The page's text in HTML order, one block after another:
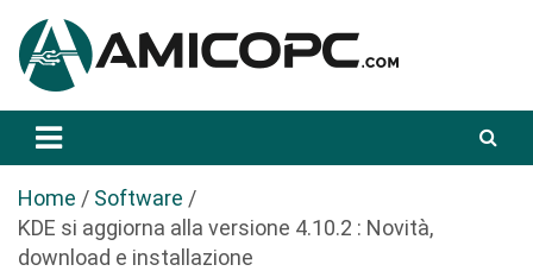
a
Amicopc.com
Home
Software
KDE si aggiorna alla versione 4.10.2 : Novità,
download e installazione